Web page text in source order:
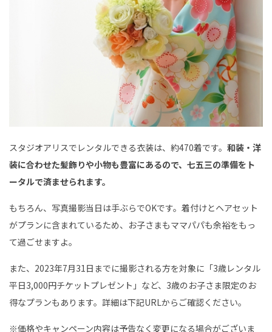
スタジオアリスでレンタルできる衣装は、約470着です。 和装・洋
装に合わせた髪飾りや小物も豊富にあるので、七五三の準備をト
ータルで済ませられます。
もちろん、写真撮影当日は手ぶらでOKです。着付けとヘアセット
がプランに含まれているため、お子さまもママパパも余裕をもっ
て過ごせますよ。
また、2023年7月31日までに撮影される方を対象に「3歳レンタル
平日3,000円チケットプレゼント」など、3歳のお子さま限定のお
得なプランもあります。詳細は下記URLからご確認ください。
※価格やキャンペーン内容は予告なく変更になる場合がございま